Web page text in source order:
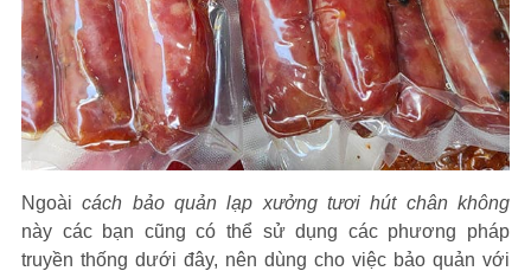
Ngoàicách bảo quản lạp xưởng tươi hút chân không
này các bạn cũng có thể sử dụng các phương pháp
truyền thống dưới đây, nên dùng cho việc bảo quản với